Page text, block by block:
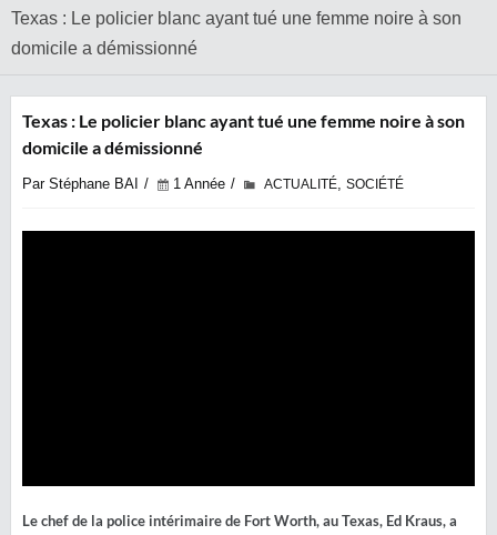
Texas : Le policier blanc ayant tué une femme noire à son
domicile a démissionné
Texas : Le policier blanc ayant tué une femme noire à son
domicile a démissionné
Par Stéphane BAI 1 Année ACTUALITÉ, SOCIÉTÉ
Le chef de la police intérimaire de Fort Worth, au Texas, Ed Kraus, a